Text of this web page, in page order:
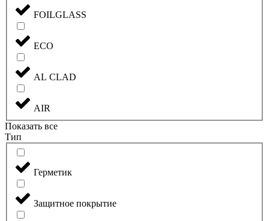
FOILGLASS
ECO
AL CLAD
AIR
Показать все
Тип
Герметик
Защитное покрытие